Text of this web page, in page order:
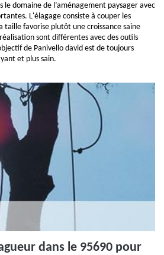
le domaine de l’aménagement paysager avec
L'élagage consiste à couper les
taille favorise plutôt une croissance saine
sont différentes avec des outils
de Panivello david est de toujours
et plus sain.
dans le 95690 pour